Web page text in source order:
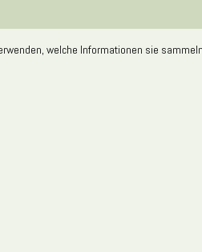
welche Informationen sie